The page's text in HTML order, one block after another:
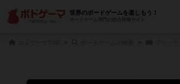
世界のボードゲームを楽しもう！
ボードゲーム専門の総合情報サイト